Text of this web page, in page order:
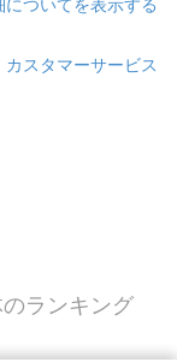
についてを表示する
カスタマーサービス
ランキング